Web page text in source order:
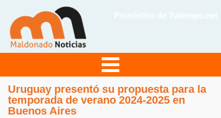
Uruguay presentó su propuesta para la
temporada de verano 2024-2025 en
Buenos Aires